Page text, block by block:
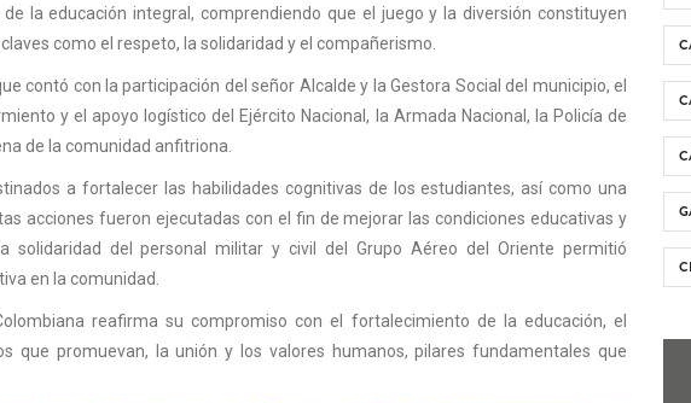
la educación integral, comprendiendo que el juego y la diversión constituyen
como el respeto, la solidaridad y el compañerismo.
contó con la participación del señor Alcalde y la Gestora Social del municipio, el
y el apoyo logístico del Ejército Nacional, la Armada Nacional, la Policía de
de la comunidad anfitriona.
a fortalecer las habilidades cognitivas de los estudiantes, así como una
acciones fueron ejecutadas con el fin de mejorar las condiciones educativas y
solidaridad del personal militar y civil del Grupo Aéreo del Oriente permitió
en la comunidad.
reafirma su compromiso con el fortalecimiento de la educación, el
que promuevan, la unión y los valores humanos, pilares fundamentales que